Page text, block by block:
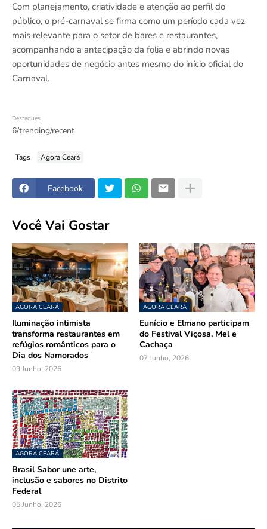
Com planejamento, criatividade e atenção ao perfil do
público, o pré-carnaval se firma como um período cada vez
mais relevante para o setor de bares e restaurantes,
acompanhando a antecipação da folia e abrindo novas
oportunidades de negócio antes mesmo do início oficial do
Carnaval.
Destaques
6/trending/recent
Tags Agora Ceará
Facebook
Você Vai Gostar
AGORA CEARÁ
Iluminação intimista
transforma restaurantes em
refúgios românticos para o
Dia dos Namorados
09 Junho, 2026
AGORA CEARÁ
Eunício e Elmano participam
do Festival Viçosa, Mel e
Cachaça
07 Junho, 2026
AGORA CEARÁ
Brasil Sabor une arte,
inclusão e sabores no Distrito
Federal
05 Junho, 2026